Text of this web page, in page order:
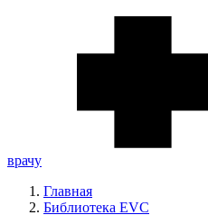
врачу
Главная
Библиотека EVC